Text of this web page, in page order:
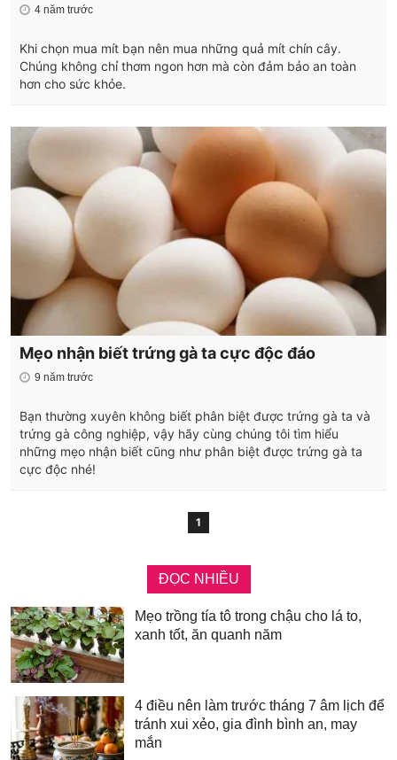
4 năm trước
Khi chọn mua mít bạn nên mua những quả mít chín cây.
Chúng không chỉ thơm ngon hơn mà còn đảm bảo an toàn
hơn cho sức khỏe.
Mẹo nhận biết trứng gà ta cực độc đáo
9 năm trước
Bạn thường xuyên không biết phân biệt được trứng gà ta và
trứng gà công nghiệp, vậy hãy cùng chúng tôi tìm hiểu
những mẹo nhận biết cũng như phân biệt được trứng gà ta
cực độc nhé!
1
ĐỌC NHIỀU
Mẹo trồng tía tô trong chậu cho lá to,
xanh tốt, ăn quanh năm
4 điều nên làm trước tháng 7 âm lịch để
tránh xui xẻo, gia đình bình an, may
mắn